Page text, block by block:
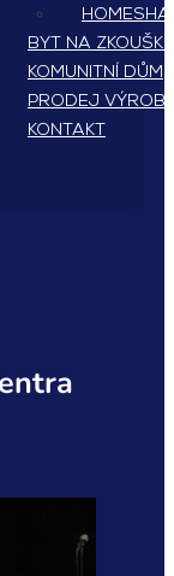
BYT NA ZKOUŠKU
KOMUNITNÍ DŮM
PRODEJ
KONTAKT